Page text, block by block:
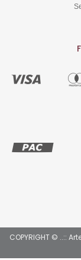
COPYRIGHT © ..::